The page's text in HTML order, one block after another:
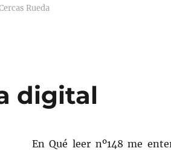
Rueda
digital
En Qué leer nº148 me